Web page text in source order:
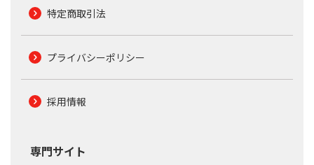
特定商取引法
プライバシーポリシー
採用情報
専門サイト